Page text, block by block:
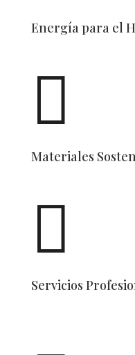
Energía para el

Materiales

Servicios